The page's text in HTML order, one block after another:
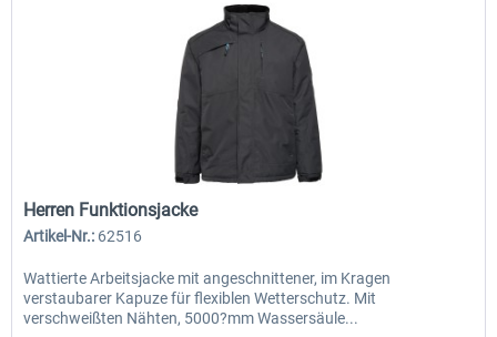
Herren Funktionsjacke
Artikel-Nr.: 62516
Wattierte Arbeitsjacke mit angeschnittener, im Kragen
verstaubarer Kapuze für flexiblen Wetterschutz. Mit
verschweißten Nähten, 5000?mm Wassersäule...